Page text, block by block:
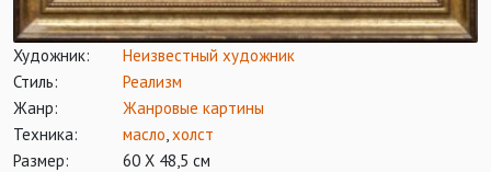
Художник:
Неизвестный художник
Стиль:
Реализм
Жанр:
Жанровые картины
Техника:
масло,холст
Размер:
60 Х 48,5 см